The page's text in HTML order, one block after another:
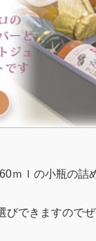
ｍｌの小瓶の詰
びできますので